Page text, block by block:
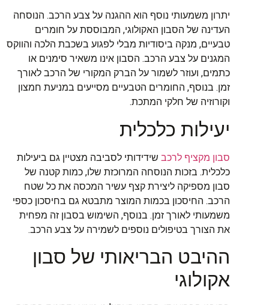
יתרון משמעותי נוסף הוא ההגנה על צבע הרכב. הנוסחה
העדינה של הסבון האקולוגי, המבוססת על חומרים
טבעיים, מנקה ביסודיות מבלי לפגוע בשכבת הלכה והווקס
המגנים על צבע הרכב. הסבון אינו משאיר סימנים או
כתמים, ועוזר לשמור על הברק המקורי של הרכב לאורך
זמן. בנוסף, החומרים הטבעיים מסייעים במניעת חמצון
וקורוזיה של חלקי המתכת.
יעילות כלכלית
סבון מקציף לרכב שידידותי לסביבה מצטיין גם ביעילות
כלכלית. בזכות הנוסחה המרוכזת שלו, כמות קטנה של
סבון מספיקה ליצירת קצף עשיר המכסה את כל שטח
הרכב. החיסכון בכמות המוצר מתבטא גם בחיסכון כספי
משמעותי לאורך זמן. בנוסף, השימוש בסבון זה מפחית
את הצורך בטיפולים נוספים לשמירה על צבע הרכב.
ההיבט הבריאותי של סבון
אקולוגי